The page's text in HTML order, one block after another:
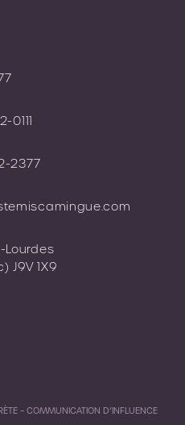
0111
2377
Lourdes
J9V 1X9
– COMMUNICATION D’INFLUENCE